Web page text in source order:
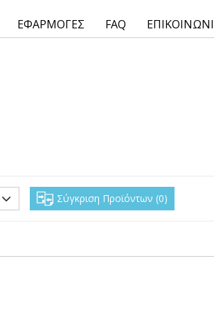
ΕΦΑΡΜΟΓΕΣ FAQ
Σύγκριση Προϊόντων 0